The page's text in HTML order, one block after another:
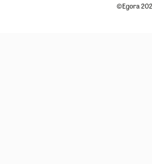
©Egora